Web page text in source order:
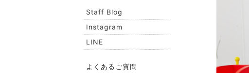
Staff Blog
Instagram
LINE
よくあるご質問